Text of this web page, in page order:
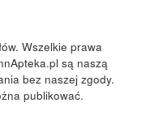
Wszelkie prawa
są naszą
bez naszej zgody.
publikować.